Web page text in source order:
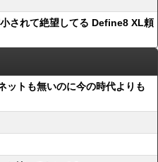
されて絶望してる Define8 XL頼
ットも無いのに今の時代よりも